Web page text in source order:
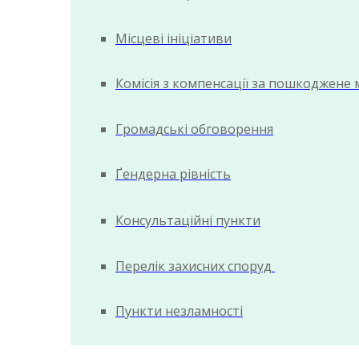
Місцеві ініціативи
Комісія з компенсації за пошкоджене
Громадські обговорення
Ґендерна рівність
Консультаційні пункти
Перелік захисних споруд
Пункти незламності